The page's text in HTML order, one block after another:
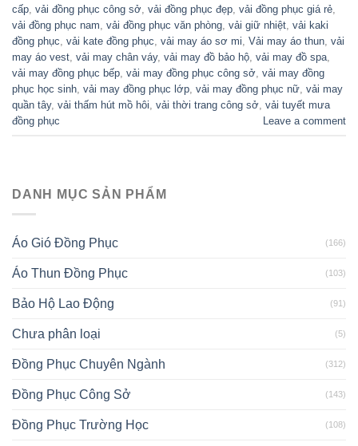
cấp vải đồng phục công sở vải đồng phục đẹp vải đồng phục giá rẻ
vải đồng phục nam vải đồng phục văn phòng vải giữ nhiệt vải kaki
đồng phục vải kate đồng phục vải may áo sơ mi Vải may áo thun vải
may áo vest vải may chân váy, vải may đồ bảo hộ vải may đồ spa
vải may đồng phục bếp vải may đồng phục công sở vải may đồng
phục học sinh vải may đồng phục lớp vải may đồng phục nữ vải may
quần tây, vải thấm hút mồ hôi vải thời trang công sở vải tuyết mưa
đồng phục
Leave a comment
DANH MỤC SẢN PHẨM
Áo Gió Đồng Phục (166)
Áo Thun Đồng Phục (103)
Bảo Hộ Lao Động (91)
Chưa phân loại (5)
Đồng Phục Chuyên Ngành (312)
Đồng Phục Công Sở (143)
Đồng Phục Trường Học (108)